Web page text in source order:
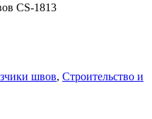
CS-1813
швов, Строительство и